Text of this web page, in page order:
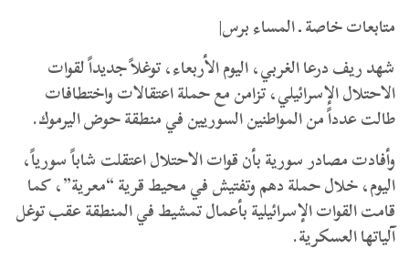
متابعات خاصة ـ المساء برس|
شهد ريف درعا الغربي، اليوم الأربعاء، توغلاً جديداً لقوات
الاحتلال الإسرائيلي، تزامن مع حملة اعتقالات واختطافات
طالت عدداً من المواطنين السوريين في منطقة حوض اليرموك.
وأفادت مصادر سورية بأن قوات الاحتلال اعتقلت شاباً سورياً،
اليوم، خلال حملة دهم وتفتيش في محيط قرية “معرية”، كما
قامت القوات الإسرائيلية بأعمال تمشيط في المنطقة عقب توغل
آلياتها العسكرية.